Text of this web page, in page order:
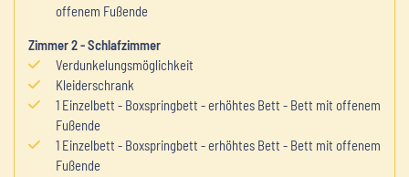
offenem Fußende
Zimmer2-Schlafzimmer
Verdunkelungsmöglichkeit
Kleiderschrank
1 Einzelbett - Boxspringbett -erhöhtes Bett - Bett mit offenem
Fußende
1 Einzelbett - Boxspringbett -erhöhtes Bett - Bett mit offenem
Fußende